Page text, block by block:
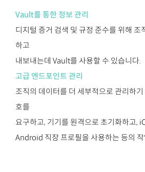
Vault를 통한 정보 관리
디지털 증거 검색 및 규정 준수를 위해 조
하고
내보내는데 Vault를 사용할 수 있습니다.
고급 엔드포인트 관리
조직의 데이터를 더 세부적으로 관리하
호를
요구하고, 기기를 원격으로 초기화하고,
Android 직장 프로필을 사용하는 등의